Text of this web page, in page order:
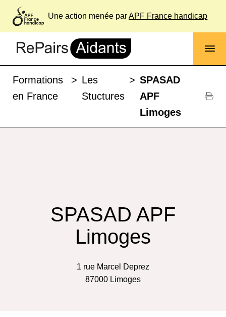
Une action menée parAPF France handicap
Formations
en France
> Les
Stuctures
> SPASAD
APF
Limoges
SPASAD APF
Limoges
1 rue Marcel Deprez
87000 Limoges